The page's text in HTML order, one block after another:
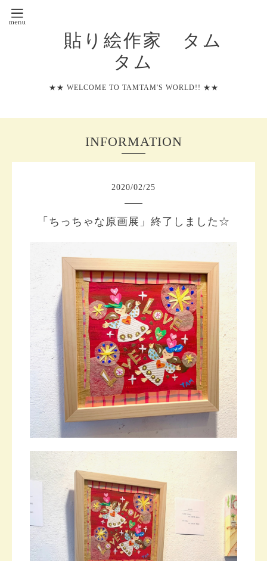
貼り絵作家 タム
タム
★★ WELCOME TO TAMTAM'S WORLD!! ★★
INFORMATION
2020/02/25
「ちっちゃな原画展」終了しました☆